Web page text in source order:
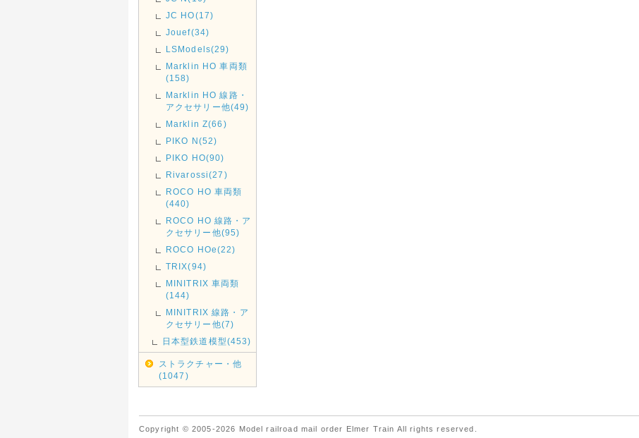
JC HO(17)
Jouef(34)
LSModels(29)
Marklin HO 車両類
(158)
Marklin HO 線路・
アクセサリー他(49)
Marklin Z(66)
PIKO N(52)
PIKO HO(90)
Rivarossi(27)
ROCO HO 車両類
(440)
ROCO HO 線路・ア
クセサリー他(95)
ROCO HOe(22)
TRIX(94)
MINITRIX 車両類
(144)
MINITRIX 線路・ア
クセサリー他(7)
日本型鉄道模型(453)
ストラクチャー・他
(1047)
Copyright © 2005-2026 Model railroad mail order Elmer Train All rights reserved.